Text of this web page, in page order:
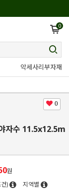
0
악세사리부자재
0
자수 11.5x12.5m
원
) 지역별